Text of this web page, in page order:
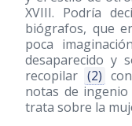
XVIII. Podría
biógrafos, que
poca
desaparecido y
recopilar (2)
notas de
trata sobre la